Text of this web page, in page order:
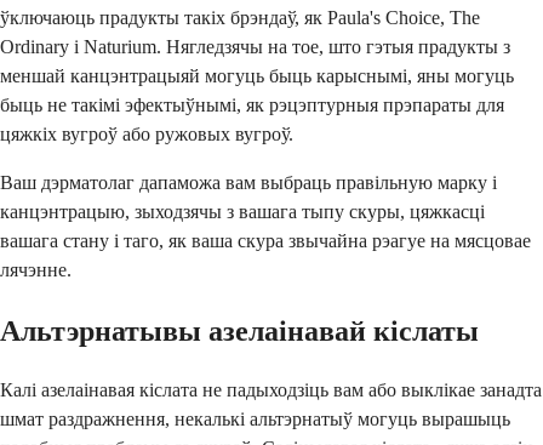
ўключаюць прадукты такіх брэндаў, як Paula's Choice, The
Ordinary і Naturium. Нягледзячы на тое, што гэтыя прадукты з
меншай канцэнтрацыяй могуць быць карыснымі, яны могуць
быць не такімі эфектыўнымі, як рэцэптурныя прэпараты для
цяжкіх вугроў або ружовых вугроў.
Ваш дэрматолаг дапаможа вам выбраць правільную марку і
канцэнтрацыю, зыходзячы з вашага тыпу скуры, цяжкасці
вашага стану і таго, як ваша скура звычайна рэагуе на мясцовае
лячэнне.
Альтэрнатывы азелаінавай кіслаты
Калі азелаінавая кіслата не падыходзіць вам або выклікае занадта
шмат раздражнення, некалькі альтэрнатыў могуць вырашыць